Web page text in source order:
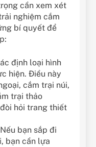
cần xem xét
nghiệm cắm
bí quyết để
định loại hình
hiện. Điều này
cắm trại núi,
trại thảo
hỏi trang thiết
Nếu bạn sắp đi
bạn cần lựa